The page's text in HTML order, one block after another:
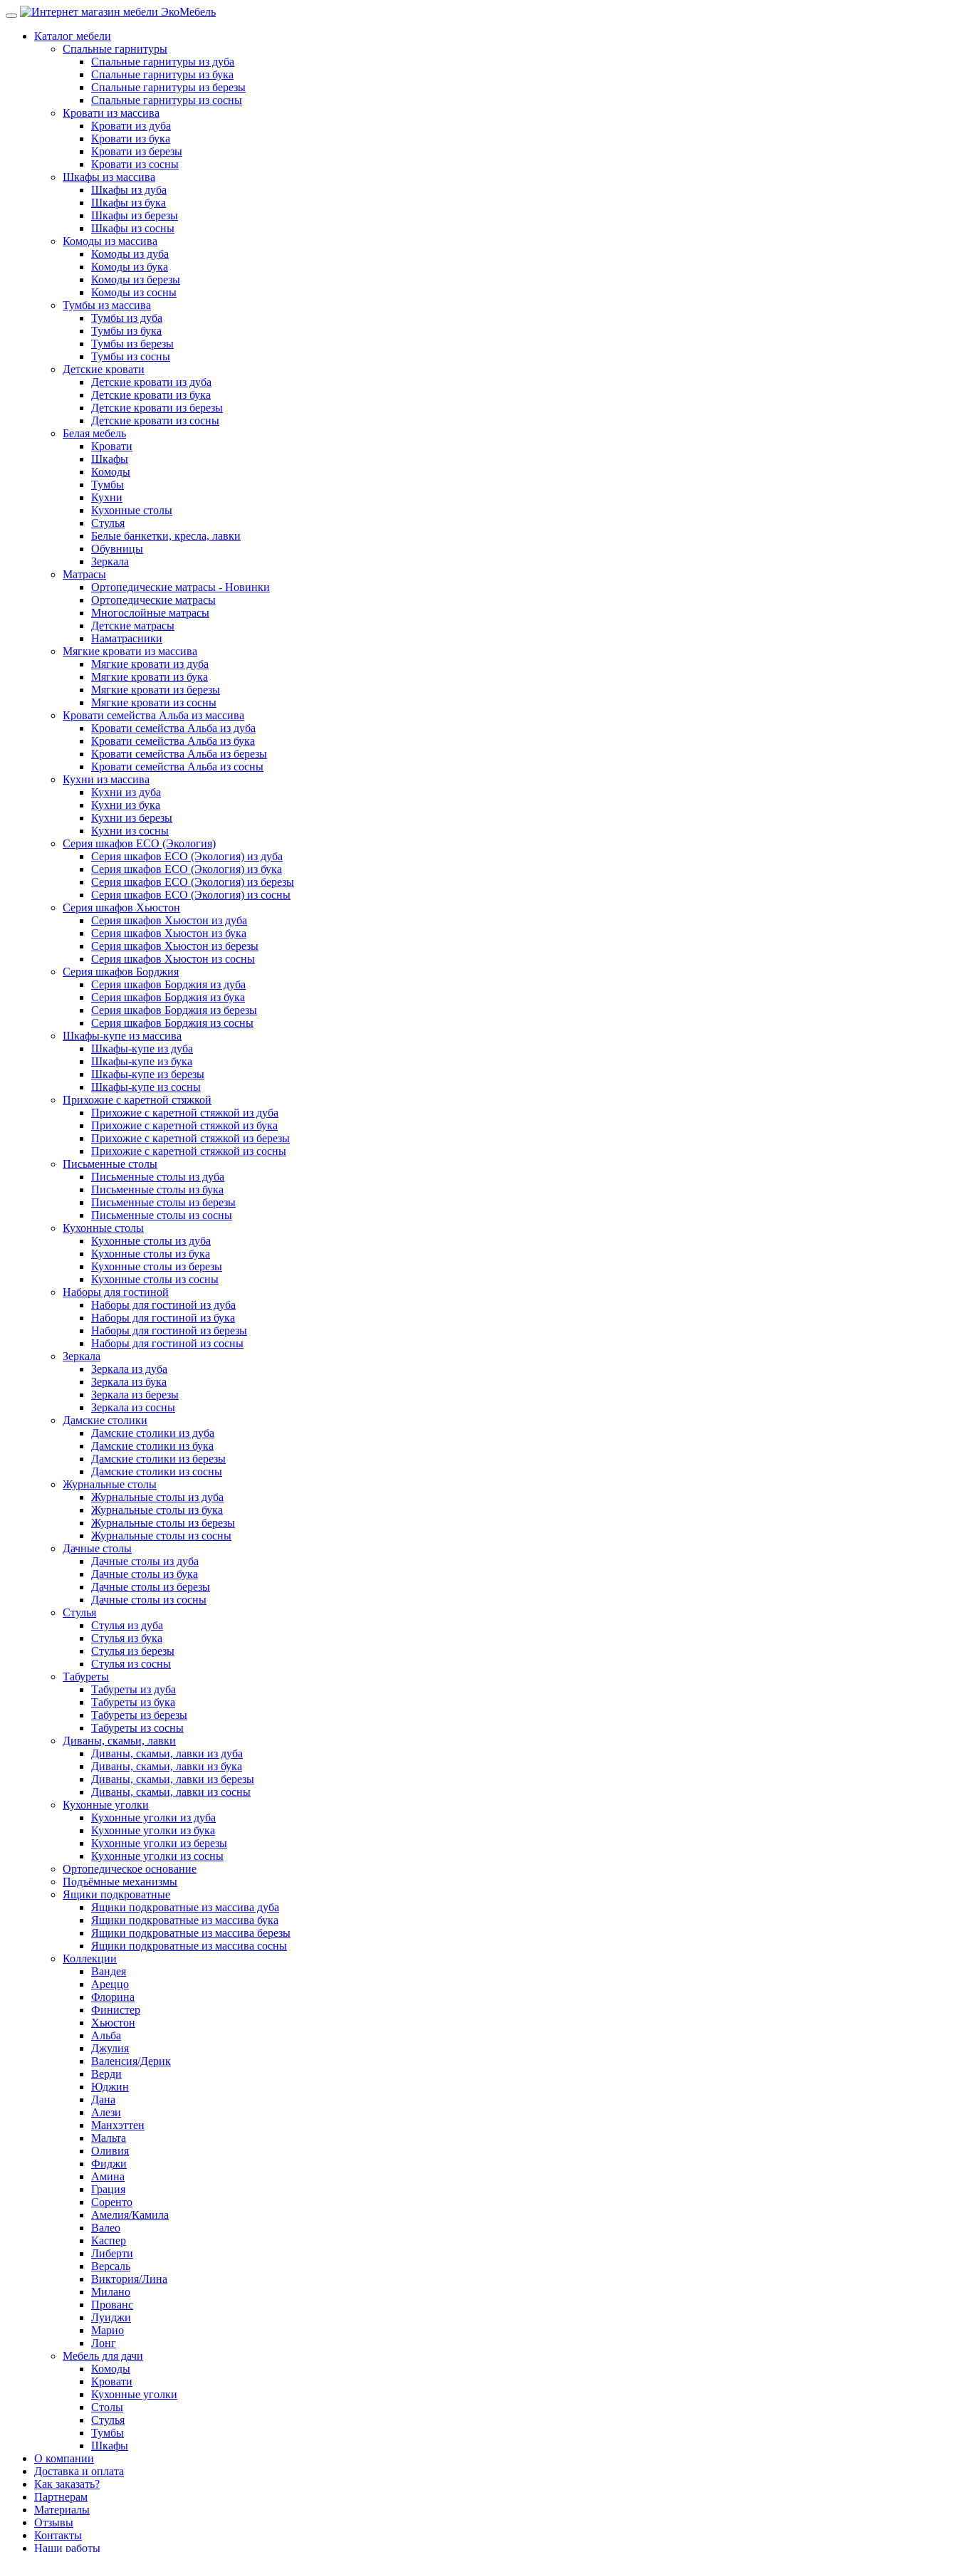
Каталог мебели
Спальные гарнитуры
Спальные гарнитуры из дуба
Спальные гарнитуры из бука
Спальные гарнитуры из березы
Спальные гарнитуры из сосны
Кровати из массива
Кровати из дуба
Кровати из бука
Кровати из березы
Кровати из сосны
Шкафы из массива
Шкафы из дуба
Шкафы из бука
Шкафы из березы
Шкафы из сосны
Комоды из массива
Комоды из дуба
Комоды из бука
Комоды из березы
Комоды из сосны
Тумбы из массива
Тумбы из дуба
Тумбы из бука
Тумбы из березы
Тумбы из сосны
Детские кровати
Детские кровати из дуба
Детские кровати из бука
Детские кровати из березы
Детские кровати из сосны
Белая мебель
Кровати
Шкафы
Комоды
Тумбы
Кухни
Кухонные столы
Стулья
Белые банкетки, кресла, лавки
Обувницы
Зеркала
Матрасы
Ортопедические матрасы - Новинки
Ортопедические матрасы
Многослойные матрасы
Детские матрасы
Наматрасники
Мягкие кровати из массива
Мягкие кровати из дуба
Мягкие кровати из бука
Мягкие кровати из березы
Мягкие кровати из сосны
Кровати семейства Альба из массива
Кровати семейства Альба из дуба
Кровати семейства Альба из бука
Кровати семейства Альба из березы
Кровати семейства Альба из сосны
Кухни из массива
Кухни из дуба
Кухни из бука
Кухни из березы
Кухни из сосны
Серия шкафов ECO (Экология)
Серия шкафов ECO (Экология) из дуба
Серия шкафов ECO (Экология) из бука
Серия шкафов ECO (Экология) из березы
Серия шкафов ECO (Экология) из сосны
Серия шкафов Хьюстон
Серия шкафов Хьюстон из дуба
Серия шкафов Хьюстон из бука
Серия шкафов Хьюстон из березы
Серия шкафов Хьюстон из сосны
Серия шкафов Борджия
Серия шкафов Борджия из дуба
Серия шкафов Борджия из бука
Серия шкафов Борджия из березы
Серия шкафов Борджия из сосны
Шкафы-купе из массива
Шкафы-купе из дуба
Шкафы-купе из бука
Шкафы-купе из березы
Шкафы-купе из сосны
Прихожие с каретной стяжкой
Прихожие с каретной стяжкой из дуба
Прихожие с каретной стяжкой из бука
Прихожие с каретной стяжкой из березы
Прихожие с каретной стяжкой из сосны
Письменные столы
Письменные столы из дуба
Письменные столы из бука
Письменные столы из березы
Письменные столы из сосны
Кухонные столы
Кухонные столы из дуба
Кухонные столы из бука
Кухонные столы из березы
Кухонные столы из сосны
Наборы для гостиной
Наборы для гостиной из дуба
Наборы для гостиной из бука
Наборы для гостиной из березы
Наборы для гостиной из сосны
Зеркала
Зеркала из дуба
Зеркала из бука
Зеркала из березы
Зеркала из сосны
Дамские столики
Дамские столики из дуба
Дамские столики из бука
Дамские столики из березы
Дамские столики из сосны
Журнальные столы
Журнальные столы из дуба
Журнальные столы из бука
Журнальные столы из березы
Журнальные столы из сосны
Дачные столы
Дачные столы из дуба
Дачные столы из бука
Дачные столы из березы
Дачные столы из сосны
Стулья
Стулья из дуба
Стулья из бука
Стулья из березы
Стулья из сосны
Табуреты
Табуреты из дуба
Табуреты из бука
Табуреты из березы
Табуреты из сосны
Диваны, скамьи, лавки
Диваны, скамьи, лавки из дуба
Диваны, скамьи, лавки из бука
Диваны, скамьи, лавки из березы
Диваны, скамьи, лавки из сосны
Кухонные уголки
Кухонные уголки из дуба
Кухонные уголки из бука
Кухонные уголки из березы
Кухонные уголки из сосны
Ортопедическое основание
Подъёмные механизмы
Ящики подкроватные
Ящики подкроватные из массива дуба
Ящики подкроватные из массива бука
Ящики подкроватные из массива березы
Ящики подкроватные из массива сосны
Коллекции
Вандея
Ареццо
Флорина
Финистер
Хьюстон
Альба
Джулия
Валенсия/Дерик
Верди
Юджин
Дана
Алези
Манхэттен
Мальта
Оливия
Фиджи
Амина
Грация
Соренто
Амелия/Камила
Валео
Каспер
Либерти
Версаль
Виктория/Лина
Милано
Прованс
Луиджи
Марио
Лонг
Мебель для дачи
Комоды
Кровати
Кухонные уголки
Столы
Стулья
Тумбы
Шкафы
О компании
Доставка и оплата
Как заказать?
Партнерам
Материалы
Отзывы
Контакты
Наши работы